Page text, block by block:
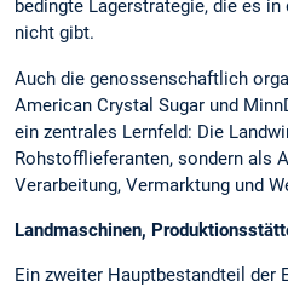
bedingte Lagerstrategie, die es
nicht gibt.
Auch die genossenschaftlich
American Crystal Sugar und
ein zentrales Lernfeld: Die
Rohstofflieferanten, sondern als
Verarbeitung, Vermarktung und
Landmaschinen,
Ein zweiter Hauptbestandteil der